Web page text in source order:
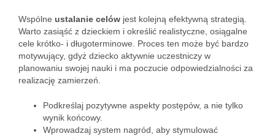
Wspólne ustalanie celów jest kolejną efektywną strategią.
Warto zasiąść z dzieckiem i określić realistyczne, osiągalne
cele krótko- i długoterminowe. Proces ten może być bardzo
motywujący, gdyż dziecko aktywnie uczestniczy w
planowaniu swojej nauki i ma poczucie odpowiedzialności za
realizację zamierzeń.
Podkreślaj pozytywne aspekty postępów, a nie tylko
wynik końcowy.
Wprowadzaj system nagród, aby stymulować